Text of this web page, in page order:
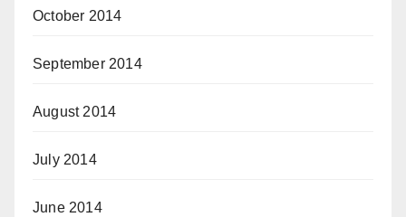
October 2014
September 2014
August 2014
July 2014
June 2014